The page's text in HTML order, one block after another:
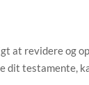
at revidere og
dit testamente,